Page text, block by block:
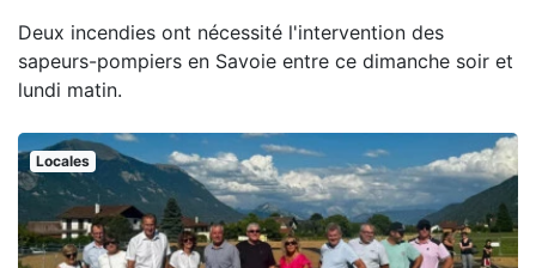
Deux incendies ont nécessité l'intervention des
sapeurs-pompiers en Savoie entre ce dimanche soir et
lundi matin.
Locales